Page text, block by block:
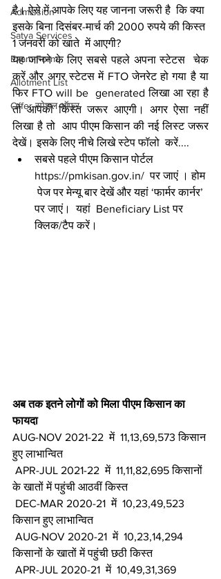
Admission
Satya Services
Exam Form
Allotment List
Offer स्पेशल ऑफर
है। ऐसे में आपके लिए यह जानना जरूरी है  कि क्या
इसके बिना दिसंबर-मार्च की 2000 रुपये की किस्त
1 जनवरी को खाते  में आएगी?
यह जानने के लिए सबसे पहले अपना स्टेटस  चेक
करें और अगर स्टेटस में FTO जेनरेट हो गया है या
फिर FTO will be  generated लिखा आ रहा है
तो आपकी किस्त जरूर आएगी। अगर ऐसा नहीं
लिखा है तो  आप पीएम किसान की नई लिस्ट जरूर
देखें। इसके लिए नीचे लिखे स्टेप फॉलो  करें....
सबसे पहले पीएम किसान पोर्टल
https://pmkisan.gov.in/  पर जाएं । होम
पेज पर मेन्यू बार देखें और यहां ‘फार्मर कार्नर’
पर जाएं।  यहां  Beneficiary List पर
क्लिक/टैप करें।
अब तक इतने लोगों को मिला पीएम किसान का
फायदा
AUG-NOV 2021-22  में  11,13,69,573 किसान
हुए लाभान्वित
के खातों में पहुंची आठवीं किस्त
किसान हुए लाभान्वित
किसानों के खातों में पहुंची छठी किस्त